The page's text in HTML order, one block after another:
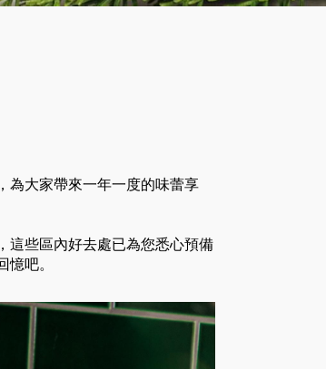
為大家帶來一年一度的味蕾享
這些區內好去處已為您悉心預備
吧。